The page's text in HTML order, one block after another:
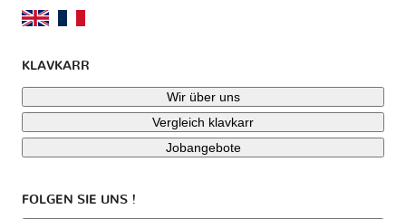
KLAVKARR
Wir über uns
Vergleich klavkarr
Jobangebote
FOLGEN SIE UNS !